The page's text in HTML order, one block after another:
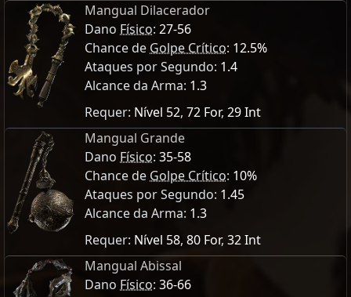
Mangual Dilacerador
Dano Físico: 27-56
Chance de Golpe Crítico: 12.5%
Ataques por Segundo: 1.4
Alcance da Arma: 1.3
Requer: Nível 52, 72 For, 29 Int
Mangual Grande
Dano Físico: 35-58
Chance de Golpe Crítico: 10%
Ataques por Segundo: 1.45
Alcance da Arma: 1.3
Requer: Nível 58, 80 For, 32 Int
Mangual Abissal
Dano Físico: 36-66